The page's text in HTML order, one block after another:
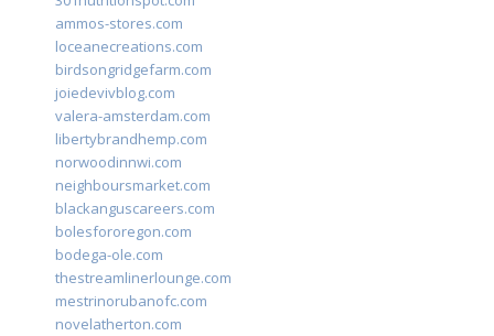
ammos-stores.com
loceanecreations.com
birdsongridgefarm.com
joiedevivblog.com
valera-amsterdam.com
libertybrandhemp.com
norwoodinnwi.com
neighboursmarket.com
blackanguscareers.com
bolesfororegon.com
bodega-ole.com
thestreamlinerlounge.com
mestrinorubanofc.com
novelatherton.com